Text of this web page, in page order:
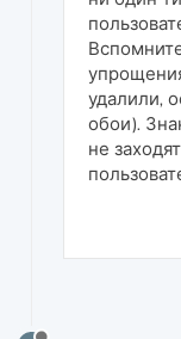
удалили,
обои).
не